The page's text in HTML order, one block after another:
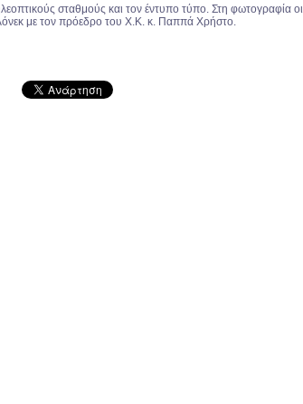
σταθμούς και τον έντυπο τύπο. Στη φωτογραφία οι
με τον πρόεδρο του Χ.Κ. κ. Παππά Χρήστο.